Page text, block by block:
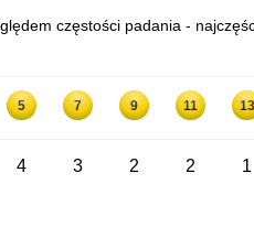
częstości padania -
5 7 9 11 13
4 3 2 2 1